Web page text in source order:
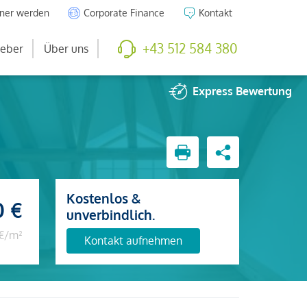
werden Corporate Finance Kontakt
Über uns +43 512 584 380
Express Bewertung
€
m²
Kostenlos &
unverbindlich.
Kontakt aufnehmen